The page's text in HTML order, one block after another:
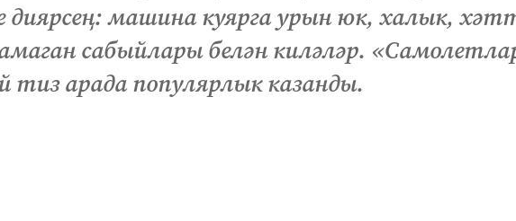
диярсең: машина куярга урын юк, халык,
сабыйлары белән киләләр.
тиз арада популярлык казанды.